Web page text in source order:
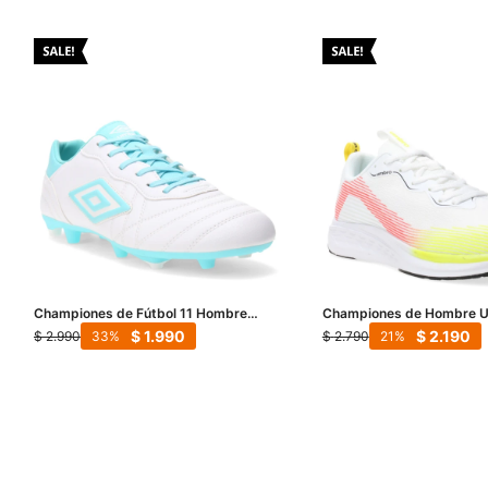
Championes de Fútbol 11 Hombre
Umbro Touch FG - Blanco - Celeste
$ 2.990 $1.990
33
Championes de Hombre
Primus - Blanco - Rojo -
$ 2.790 $2.190
21